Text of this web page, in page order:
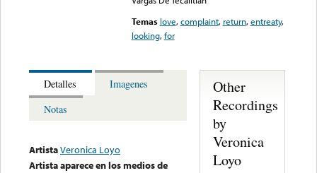
Temas love,complaint, return,entreaty,
looking,for
Detalles
Imagenes
Notas
ArtistaVeronica Loyo
Artista aparece en los medios de
Other
Recordings
by
Veronica
Loyo